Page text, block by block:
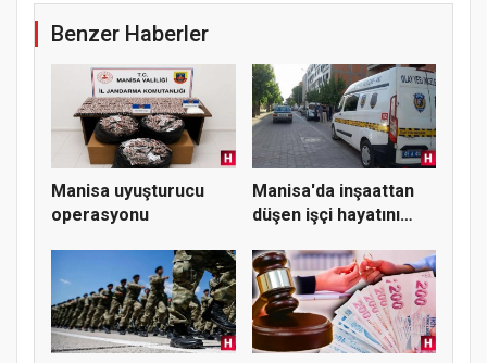
Benzer Haberler
Manisa uyuşturucu
operasyonu
Manisa'da inşaattan
düşen işçi hayatını